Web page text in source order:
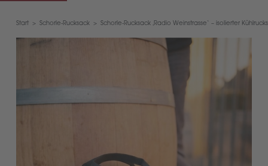
Start > Schorle-Rucksack > Schorle-Rucksack ‚Radio Weinstrasse‘ – isolierter